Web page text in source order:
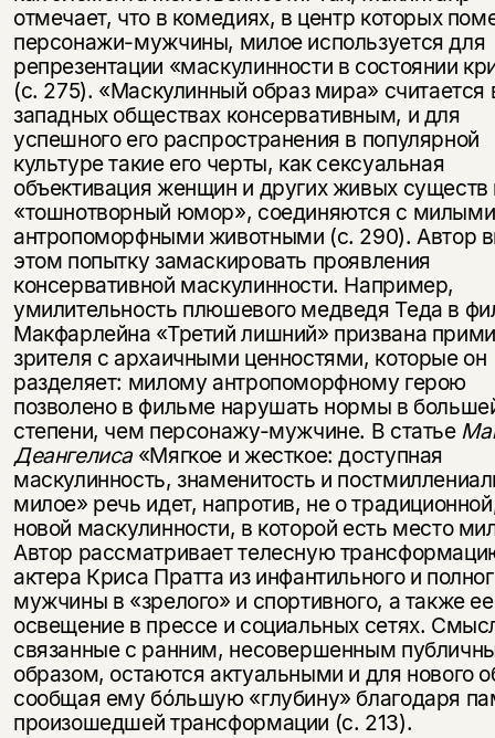
отмечает, что в комедиях, в центр которых
персонажи-мужчины, милое используется для
репрезентации «маскулинности в состоянии
(с. 275). «Маскулинный образ мира» считается
западных обществах консервативным, и для
успешного его распространения в популярной
культуре такие его черты, как сексуальная
объективация женщин и других живых существ
«тошнотворный юмор», соединяются с милыми
антропоморфными животными (с. 290). Автор
этом попытку замаскировать проявления
консервативной маскулинности. Например,
умилительность плюшевого медведя Теда в
Макфарлейна «Третий лишний» призвана
зрителя с архаичными ценностями, которые он
разделяет: милому антропоморфному герою
позволено в фильме нарушать нормы в
степени, чем персонажу-мужчине. В статье
Деангелиса «Мягкое и жесткое: доступная
маскулинность, знаменитость и
милое» речь идет, напротив, не о
новой маскулинности, в которой есть место
Автор рассматривает телесную
актера Криса Пратта из инфантильного и
мужчины в «зрелого» и спортивного, а также ее
освещение в прессе и социальных сетях.
связанные с ранним, несовершенным
образом, остаются актуальными и для нового
сообщая ему бóльшую «глубину» благодаря
произошедшей трансформации (с. 213).